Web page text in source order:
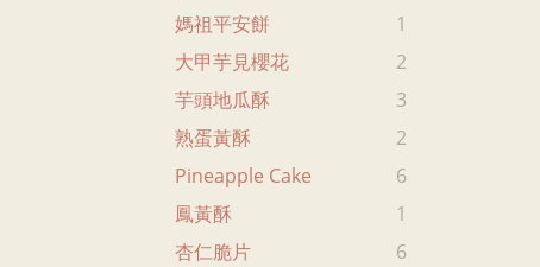
媽祖平安餅
1
大甲芋見櫻花
2
芋頭地瓜酥
3
熟蛋黃酥
2
Pineapple Cake
6
鳳黃酥
1
杏仁脆片
6